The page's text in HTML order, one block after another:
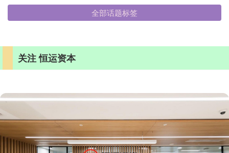
全部话题标签
关注 恒运资本